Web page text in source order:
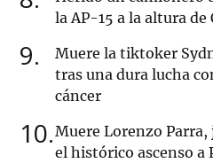
la AP-15 a la altura de
9
Muere la tiktoker
tras una dura lucha
cáncer
10 Muere Lorenzo Parra,
el histórico ascenso a